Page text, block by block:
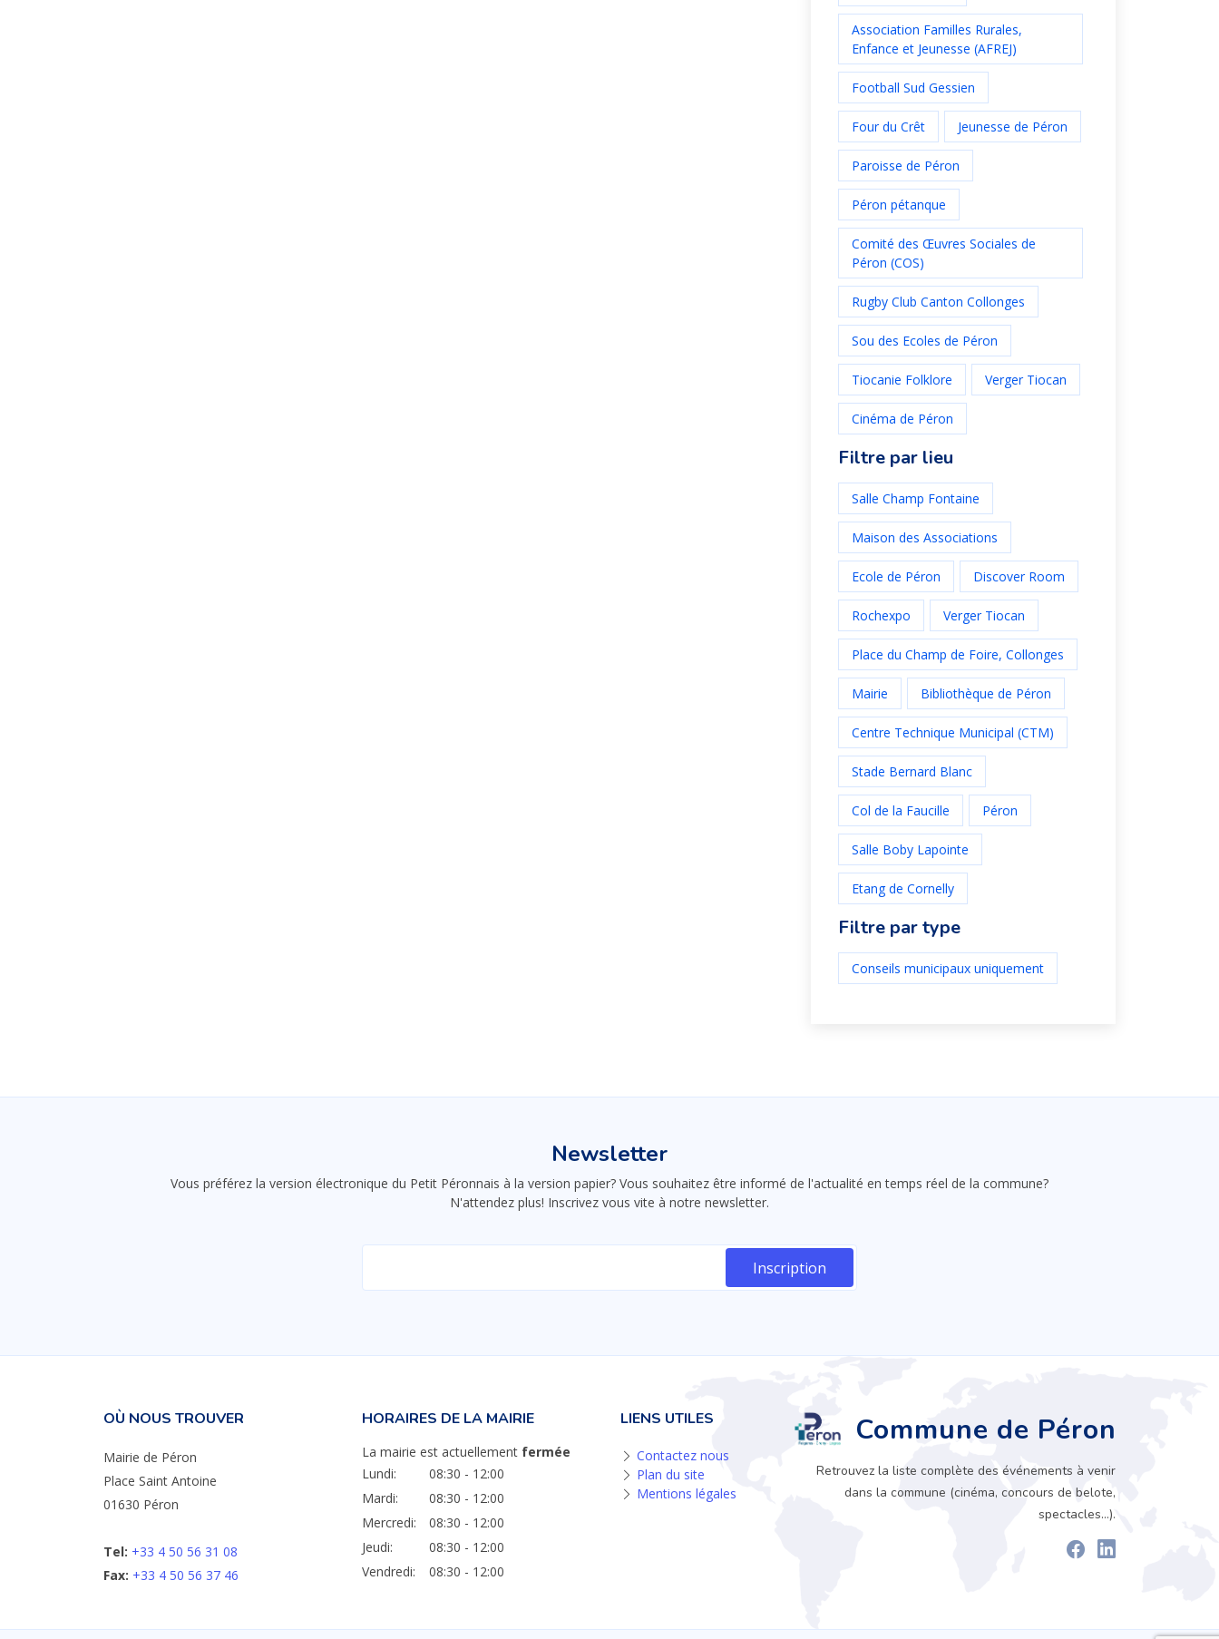
Association Familles Rurales,
Enfance et Jeunesse (AFREJ)
Football Sud Gessien
Four du Crêt Jeunesse de Péron
Paroisse de Péron
Péron pétanque
Comité des Œuvres Sociales de
Péron (COS)
Rugby Club Canton Collonges
Sou des Ecoles de Péron
Tiocanie Folklore Verger Tiocan
Cinéma de Péron
Filtre par lieu
Salle Champ Fontaine
Maison des Associations
Ecole de Péron Discover Room
Rochexpo Verger Tiocan
Place du Champ de Foire, Collonges
Mairie Bibliothèque de Péron
Centre Technique Municipal (CTM)
Stade Bernard Blanc
Col de la Faucille Péron
Salle Boby Lapointe
Etang de Cornelly
Filtre par type
Conseils municipaux uniquement
Newsletter
Vous préférez la version électronique du Petit Péronnais à la version papier? Vous souhaitez être informé de l'actualité en temps réel de la commune?
N'attendez plus! Inscrivez vous vite à notre newsletter.
OÙ NOUS TROUVER
Mairie de Péron
Place Saint Antoine
01630 Péron
Tel: +33 4 50 56 31 08
Fax: +33 4 50 56 37 46
HORAIRES DE LA MAIRIE
La mairie est actuellement fermée
Lundi:
08:30 - 12:00
Mardi:
08:30 - 12:00
Mercredi:
08:30 - 12:00
Jeudi:
08:30 - 12:00
Vendredi:
08:30 - 12:00
LIENS UTILES
Contactez nous
Plan du site
Mentions légales
Commune de Péron
Retrouvez la liste complète des événements à venir
dans la commune (cinéma, concours de belote,
spectacles...).